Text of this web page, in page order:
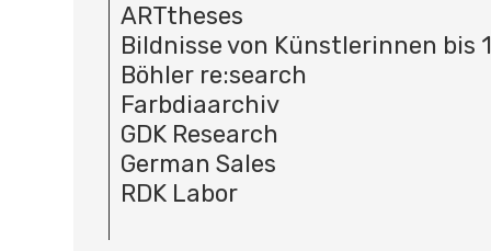
ARTtheses
Bildnisse von Künstlerinnen bis
Böhler re:search
Farbdiaarchiv
GDK Research
German Sales
RDK Labor